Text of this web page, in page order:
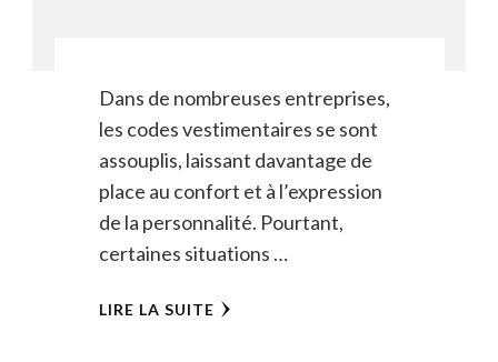
Dans de nombreuses entreprises,
les codes vestimentaires se sont
assouplis, laissant davantage de
place au confort et à l’expression
de la personnalité. Pourtant,
certaines situations …
LIRE LA SUITE